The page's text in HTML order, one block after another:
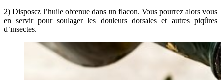
2) Disposez l’huile obtenue dans un flacon. Vous pourrez alors vous
en servir pour soulager les douleurs dorsales et autres piqûres
d’insectes.